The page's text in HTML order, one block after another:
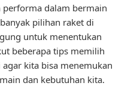
dalam bermain
pilihan raket di
untuk menentukan
beberapa tips memilih
kita bisa menemukan
dan kebutuhan kita.